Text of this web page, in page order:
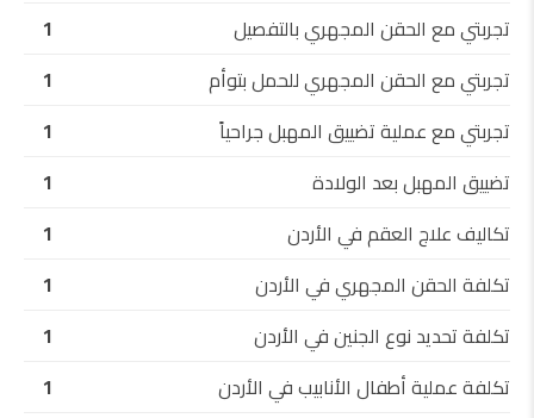
تجربتي مع الحقن المجهري بالتفصيل
1
تجربتي مع الحقن المجهري للحمل بتوأم
1
تجربتي مع عملية تضييق المهبل جراحياً
1
تضييق المهبل بعد الولادة
1
تكاليف علاج العقم في الأردن
1
تكلفة الحقن المجهري في الأردن
1
تكلفة تحديد نوع الجنين في الأردن
1
تكلفة عملية أطفال الأنابيب في الأردن
1